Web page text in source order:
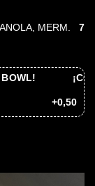
MERM.
7
¡COMPLETA TU
+0,50